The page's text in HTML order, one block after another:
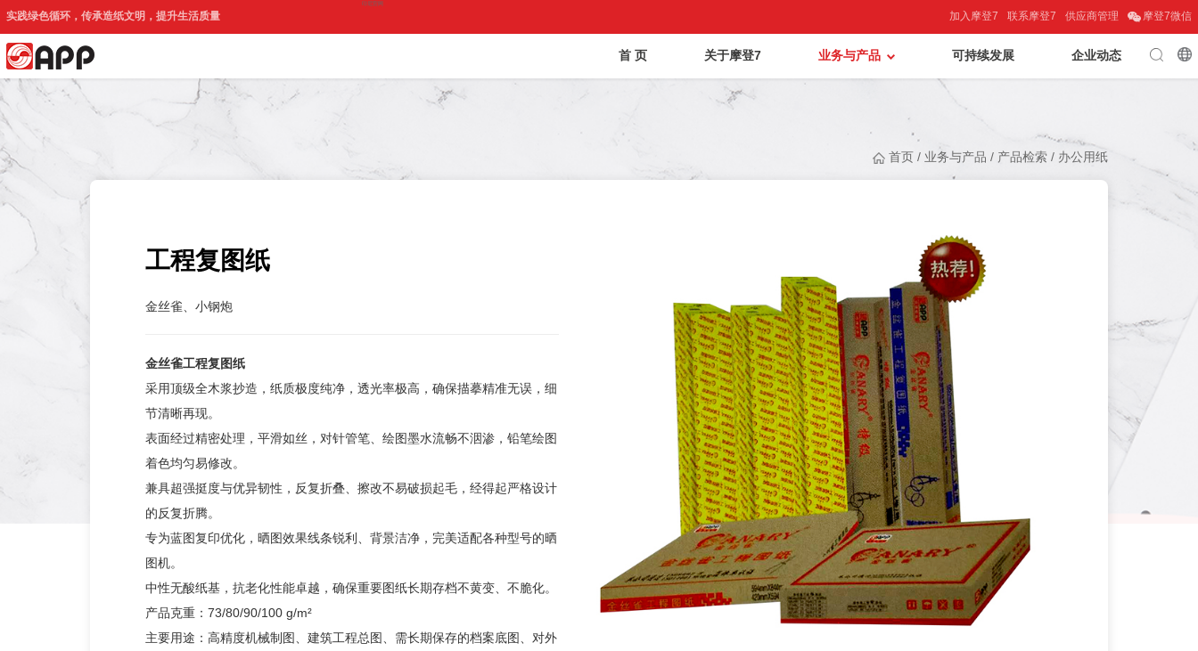
实践绿色循环，传承造纸文明，提升生活质量
印尼官网
摩登7微信
供应商管理
联系摩登7
加入摩登7
企业动态
可持续发展
业务与产品
关于摩登7
首 页
首页 / 业务与产品 / 产品检索 / 办公用纸
工程复图纸
金丝雀、小钢炮
金丝雀工程复图纸
采用顶级全木浆抄造，纸质极度纯净，透光率极高，确保描摹精准无误，细
节清晰再现。
表面经过精密处理，平滑如丝，对针管笔、绘图墨水流畅不洇渗，铅笔绘图
着色均匀易修改。
兼具超强挺度与优异韧性，反复折叠、擦改不易破损起毛，经得起严格设计
的反复折腾。
专为蓝图复印优化，晒图效果线条锐利、背景洁净，完美适配各种型号的晒
图机。
中性无酸纸基，抗老化性能卓越，确保重要图纸长期存档不黄变、不脆化。
产品克重：73/80/90/100 g/m²
主要用途：高精度机械制图、建筑工程总图、需长期保存的档案底图、对外